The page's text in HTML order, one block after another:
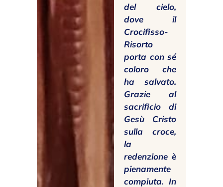
del cielo,
dove il
Crocifisso-
Risorto
porta con sé
coloro che
ha salvato.
Grazie al
sacrificio di
Gesù Cristo
sulla croce,
la
redenzione è
pienamente
compiuta. In